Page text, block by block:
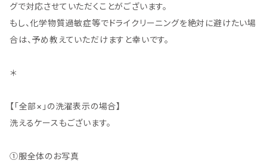
グで対応させていただくことがございます。
もし、化学物質過敏症等でドライクリーニングを絶対に避けたい場
合は、予め教えていただけますと幸いです。
＊
【「全部×」の洗濯表示の場合】
洗えるケースもございます。
①服全体のお写真